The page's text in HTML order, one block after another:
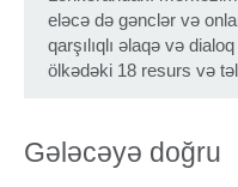
eləcə də gənclər və
qarşılıqlı əlaqə və
ölkədəki 18 resurs və
Gələcəyə doğru